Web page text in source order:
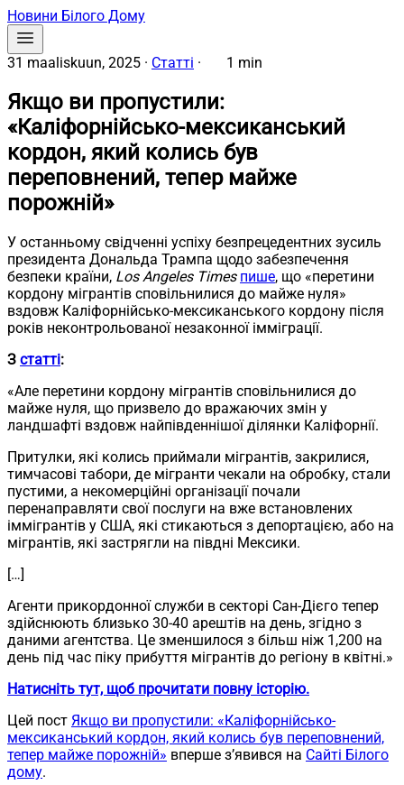
Новини Білого Дому
31 maaliskuun, 2025 · Статті · 1 min
Якщо ви пропустили:
«Каліфорнійсько-мексиканський
кордон, який колись був
переповнений, тепер майже
порожній»
У останньому свідченні успіху безпрецедентних зусиль
президента Дональда Трампа щодо забезпечення
безпеки країни, Los Angeles Times пише, що «перетини
кордону мігрантів сповільнилися до майже нуля»
вздовж Каліфорнійсько-мексиканського кордону після
років неконтрольованої незаконної імміграції.
З статті:
«Але перетини кордону мігрантів сповільнилися до
майже нуля, що призвело до вражаючих змін у
ландшафті вздовж найпівденнішої ділянки Каліфорнії.
Притулки, які колись приймали мігрантів, закрилися,
тимчасові табори, де мігранти чекали на обробку, стали
пустими, а некомерційні організації почали
перенаправляти свої послуги на вже встановлених
іммігрантів у США, які стикаються з депортацією, або на
мігрантів, які застрягли на півдні Мексики.
[…]
Агенти прикордонної служби в секторі Сан-Дієго тепер
здійснюють близько 30-40 арештів на день, згідно з
даними агентства. Це зменшилося з більш ніж 1,200 на
день під час піку прибуття мігрантів до регіону в квітні.»
Натисніть тут, щоб прочитати повну історію.
Цей пост Якщо ви пропустили: «Каліфорнійсько-
мексиканський кордон, який колись був переповнений,
тепер майже порожній» вперше з’явився на Сайті Білого
дому.